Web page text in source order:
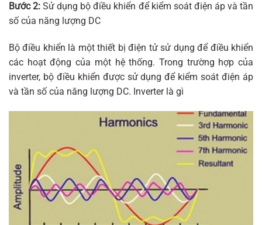
Bước 2: Sử dụng bộ điều khiển để kiểm soát điện áp và tần
số của năng lượng DC
Bộ điều khiển là một thiết bị điện tử sử dụng để điều khiển
các hoạt động của một hệ thống. Trong trường hợp của
inverter, bộ điều khiển được sử dụng để kiểm soát điện áp
và tần số của năng lượng DC. Inverter là gì